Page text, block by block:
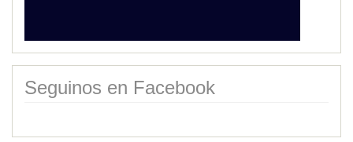
Seguinos en Facebook